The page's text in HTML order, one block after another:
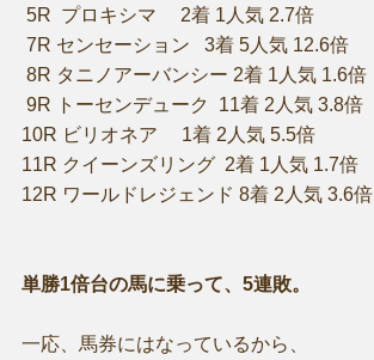
5R プロキシマ 2着 1人気 2.7倍
7R センセーション 3着 5人気 12.6倍
8R タニノアーバンシー 2着 1人気 1.6倍
9R トーセンデューク 11着 2人気 3.8倍
10R ビリオネア 1着 2人気 5.5倍
11R クイーンズリング 2着 1人気 1.7倍
12R ワールドレジェンド 8着 2人気 3.6倍
単勝1倍台の馬に乗って、5連敗。
一応、馬券にはなっているから、